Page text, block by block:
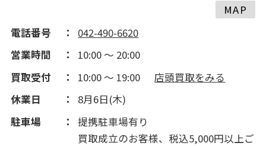
2015(235)
2014(198)
2013(99)
2012(212)
MAP
電話番号
042-490-6620
営業時間
10:00 ～ 20:00
買取受付
10:00 ～ 19:00
店頭買取をみる
休業日
8月6日(木)
駐車場
提携駐車場有り
買取成立のお客様、税込5,000円以上ご